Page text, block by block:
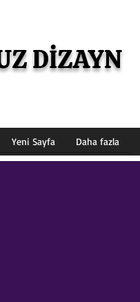
DİZAYN
Yeni Sayfa Daha fazla